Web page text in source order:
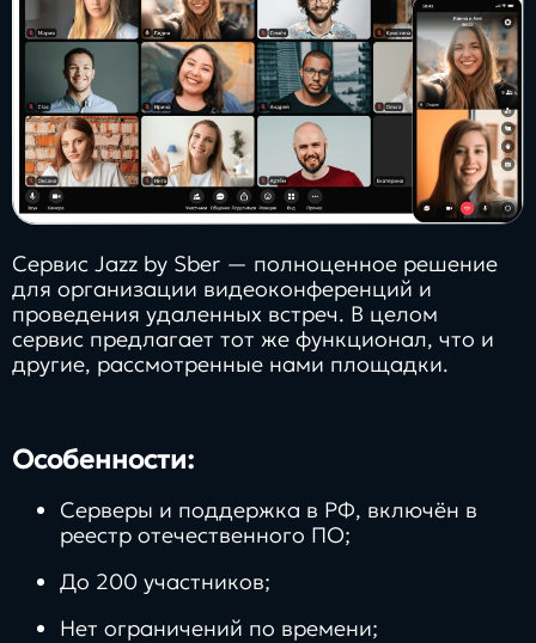
Сервис Jazz by Sber — полноценное решение
для организации видеоконференций и
проведения удаленных встреч. В целом
сервис предлагает тот же функционал, что и
другие, рассмотренные нами площадки.
Особенности:
Серверы и поддержка в РФ, включён в
реестр отечественного ПО;
До 200 участников;
Нет ограничений по времени;